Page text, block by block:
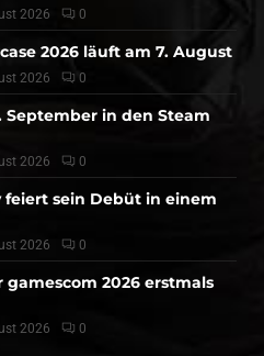
2026 0
2026 läuft am 7. August
2026 0
September in den Steam
2026 0
sein Debüt in einem
2026 0
gamescom 2026 erstmals
2026 0